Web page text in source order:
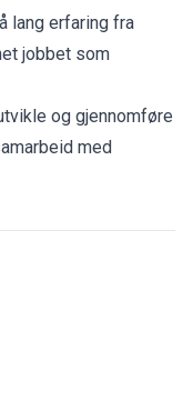
lang erfaring fra
jobbet som
og gjennomføre
med